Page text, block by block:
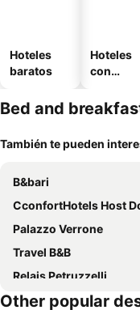
Hoteles
baratos
Hoteles
con
Bed and
También te pueden
B&bari
CconfortHotels Host Dolci
Palazzo Verrone
Travel B&B
Relais Petruzzelli
CconfortHotels R&B Dolci
Other popular